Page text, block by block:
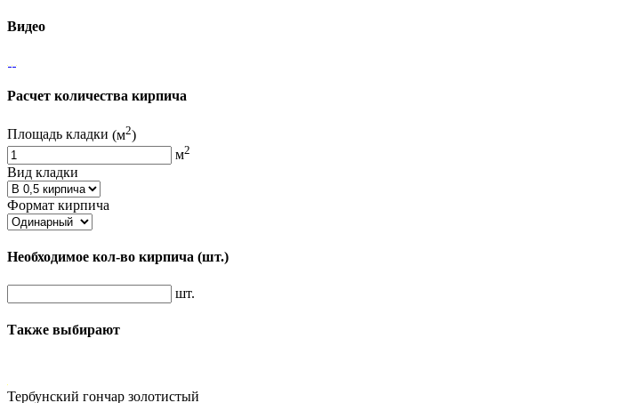
Видео
Расчет количества кирпича
Площадь кладки (м2)
м2
Вид кладки
Формат кирпича
Необходимое кол-во кирпича (шт.)
шт.
Также выбирают
Тербунский гончар золотистый